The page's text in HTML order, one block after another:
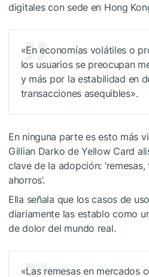
digitales con sede en Hong
«En economías volátiles o
los usuarios se preocupan
y más por la estabilidad en
transacciones asequibles».
En ninguna parte es esto más
Gillian Darko de Yellow Card
clave de la adopción:
ahorros’.
Ella señala que los casos de
diariamente las establo como
de dolor del mundo real.
«Las remesas en mercados